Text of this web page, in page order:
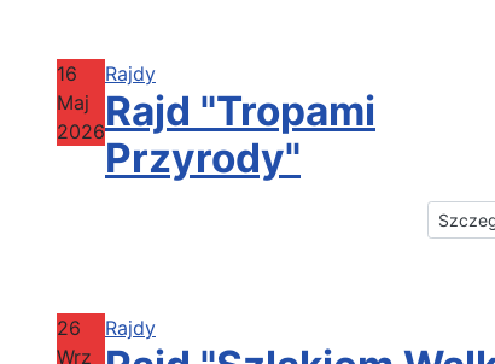
16
Maj
2026
Rajdy
Rajd "Tropami
Przyrody"
26
Wrz
Rajdy